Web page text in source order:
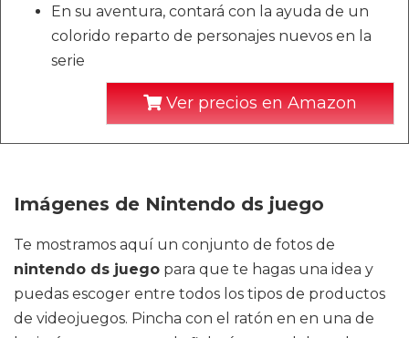
En su aventura, contará con la ayuda de un
colorido reparto de personajes nuevos en la
serie
Ver precios en Amazon
Imágenes de Nintendo ds juego
Te mostramos aquí un conjunto de fotos de
nintendo ds juego para que te hagas una idea y
puedas escoger entre todos los tipos de productos
de videojuegos. Pincha con el ratón en en una de